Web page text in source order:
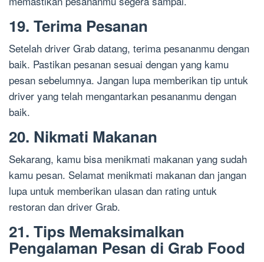
19. Terima Pesanan
Setelah driver Grab datang, terima pesananmu dengan
baik. Pastikan pesanan sesuai dengan yang kamu
pesan sebelumnya. Jangan lupa memberikan tip untuk
driver yang telah mengantarkan pesananmu dengan
baik.
20. Nikmati Makanan
Sekarang, kamu bisa menikmati makanan yang sudah
kamu pesan. Selamat menikmati makanan dan jangan
lupa untuk memberikan ulasan dan rating untuk
restoran dan driver Grab.
21. Tips Memaksimalkan
Pengalaman Pesan di Grab Food